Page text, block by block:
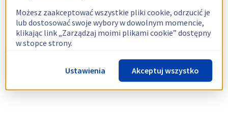
Możesz zaakceptować wszystkie pliki cookie, odrzucić je
lub dostosować swoje wybory w dowolnym momencie,
klikając link „Zarządzaj moimi plikami cookie” dostępny
w stopce strony.
Więcej informacji znajdziesz w naszejpolityce
dotyczącej wykorzystywania plików cookie.
Ustawienia Akceptuj wszystko